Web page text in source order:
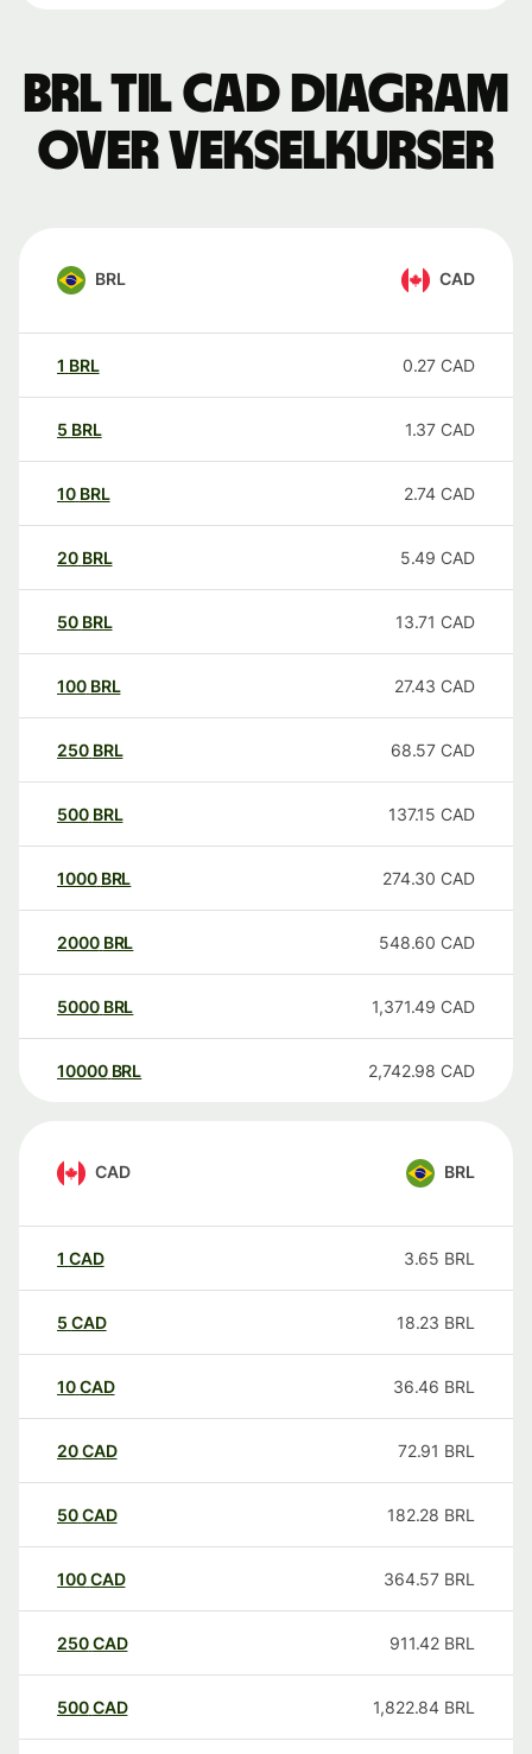
BRL til CAD Diagram
over vekselkurser
BRL CAD
1 BRL 0.27 CAD
5 BRL 1.37 CAD
10 BRL 2.74 CAD
20 BRL 5.49 CAD
50 BRL 13.71 CAD
100 BRL 27.43 CAD
250 BRL 68.57 CAD
500 BRL 137.15 CAD
1000 BRL 274.30 CAD
2000 BRL 548.60 CAD
5000 BRL 1,371.49 CAD
10000 BRL 2,742.98 CAD
CAD BRL
1 CAD 3.65 BRL
5 CAD 18.23 BRL
10CAD 36.46 BRL
20CAD 72.91 BRL
50CAD 182.28 BRL
100CAD 364.57 BRL
250CAD 911.42 BRL
500CAD 1,822.84 BRL